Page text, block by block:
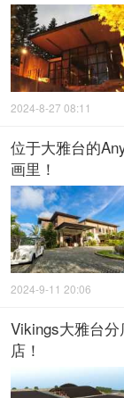
2024-8-27 08:11
位于大雅台的
画里！
2024-9-11 20:06
Vikings大雅台
店！